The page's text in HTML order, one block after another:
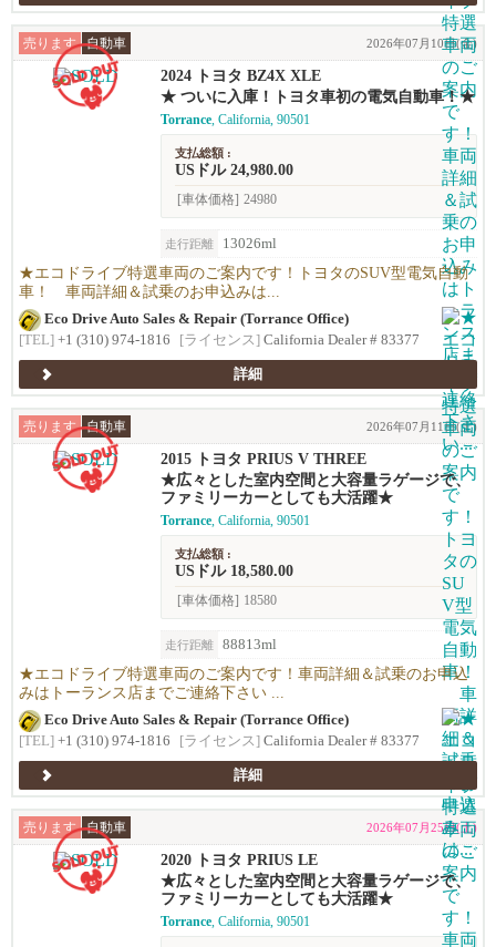
売ります 自動車 2026年07月10日(金)
2024 トヨタ BZ4X XLE
★ ついに入庫！トヨタ車初の電気自動車！★
Torrance, California, 90501
支払総額 :
USドル 24,980.00
[車体価格] 24980
走行距離 13026ml
★エコドライブ特選車両のご案内です！トヨタのSUV型電気自動
車！ 車両詳細＆試乗のお申込みは...
Eco Drive Auto Sales & Repair (Torrance Office)
[TEL] +1 (310) 974-1816 [ライセンス] California Dealer # 83377
詳細
売ります 自動車 2026年07月11日(土)
2015 トヨタ PRIUS V THREE
★広々とした室内空間と大容量ラゲージで、
ファミリーカーとしても大活躍★
Torrance, California, 90501
支払総額 :
USドル 18,580.00
[車体価格] 18580
走行距離 88813ml
★エコドライブ特選車両のご案内です！車両詳細＆試乗のお申込
みはトーランス店までご連絡下さい ...
Eco Drive Auto Sales & Repair (Torrance Office)
[TEL] +1 (310) 974-1816 [ライセンス] California Dealer # 83377
詳細
売ります 自動車 2026年07月25日(土)
2020 トヨタ PRIUS LE
★広々とした室内空間と大容量ラゲージで、
ファミリーカーとしても大活躍★
Torrance, California, 90501